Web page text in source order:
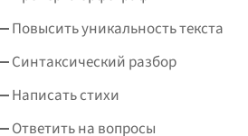
Повысить уникальность текста
Синтаксический разбор
Написать стихи
Ответить на вопросы